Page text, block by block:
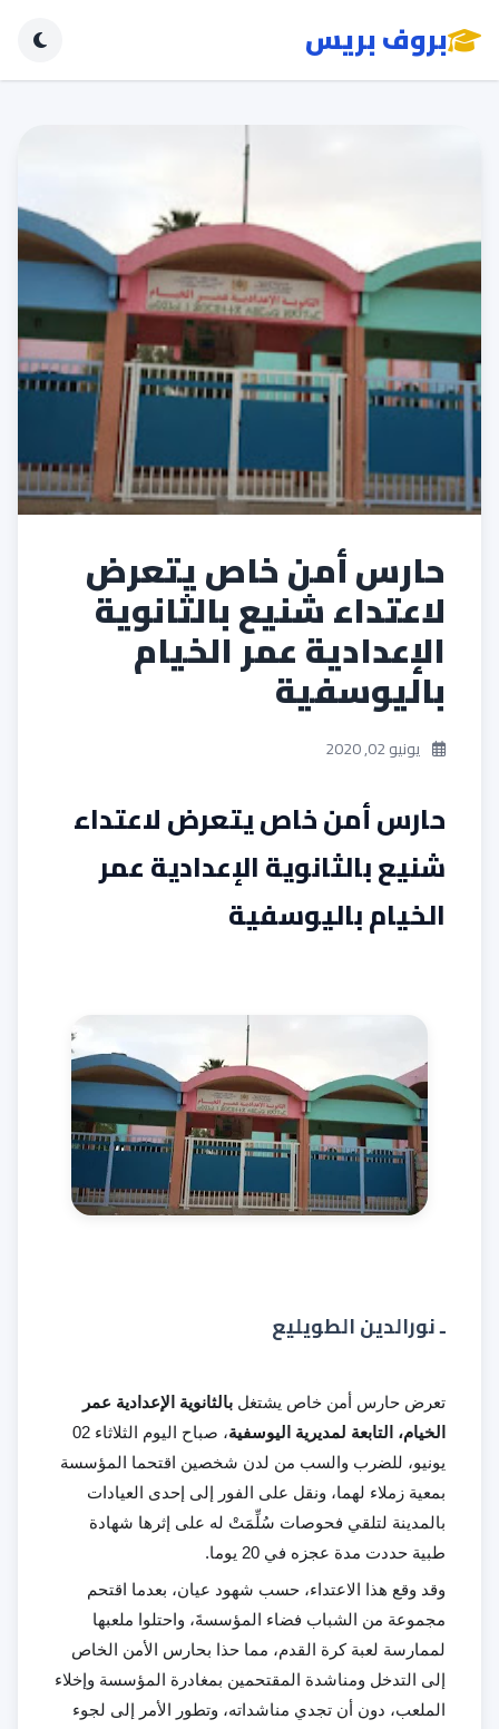
بروف بريس
حارس أمن خاص يتعرض
لاعتداء شنيع بالثانوية
الإعدادية عمر الخيام
باليوسفية
يونيو 02, 2020
حارس أمن خاص يتعرض لاعتداء
شنيع بالثانوية الإعدادية عمر
الخيام باليوسفية
ـ نورالدين الطويليع
تعرض حارس أمن خاص يشتغل بالثانوية الإعدادية عمر
الخيام، التابعة لمديرية اليوسفية
، صباح اليوم الثلاثاء 02
يونيو، للضرب والسب من لدن شخصين اقتحما المؤسسة
بمعية زملاء لهما، ونقل على الفور إلى إحدى العيادات
بالمدينة لتلقي فحوصات سُلِّمَتْ له على إثرها شهادة
طبية حددت مدة عجزه في 20 يوما.
وقد وقع هذا الاعتداء، حسب شهود عيان، بعدما اقتحم
مجموعة من الشباب فضاء المؤسسةَ، واحتلوا ملعبها
لممارسة لعبة كرة القدم، مما حذا بحارس الأمن الخاص
إلى التدخل ومناشدة المقتحمين بمغادرة المؤسسة وإخلاء
الملعب، دون أن تجدي مناشداته، وتطور الأمر إلى لجوء